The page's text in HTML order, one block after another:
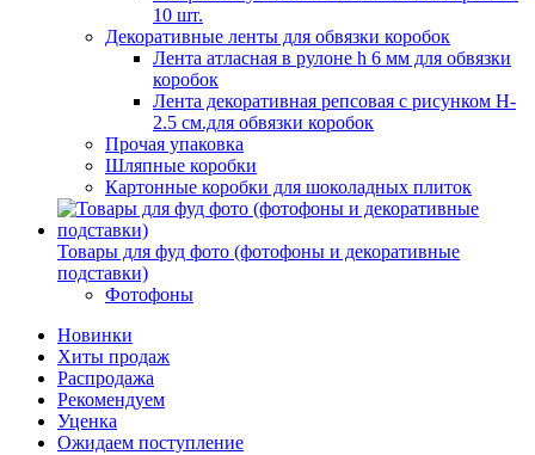
10 шт.
Декоративные ленты для обвязки коробок
Лента атласная в рулоне h 6 мм для обвязки
коробок
Лента декоративная репсовая с рисунком H-
2.5 см.для обвязки коробок
Прочая упаковка
Шляпные коробки
Картонные коробки для шоколадных плиток
Товары для фуд фото (фотофоны и декоративные
подставки)
Фотофоны
Новинки
Хиты продаж
Распродажа
Рекомендуем
Уценка
Ожидаем поступление